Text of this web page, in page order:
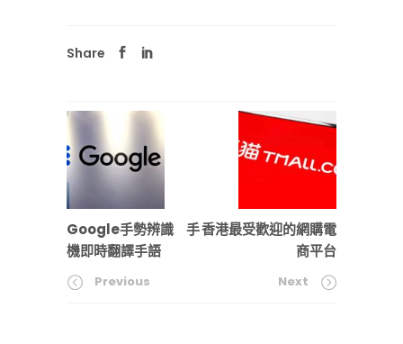
Share
Google手勢辨識ﾠ手
機即時翻譯手語
Previous
香港最受歡迎的網購電
商平台
Next